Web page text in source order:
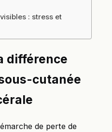
: stress et
différence
cutanée
de perte de